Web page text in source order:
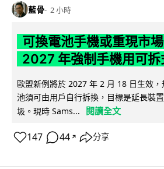
藍骨 2 小時
可換電池手機或重現市
2027 年強制手機用可拆
歐盟新例將於 2027 年 2 月 18 日生效
池須可由用戶自行拆換，目標是延長裝
圾。現時 Sams...
閱讀全文
147 44 ↗ 分享